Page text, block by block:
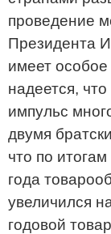
проведение
Президента
имеет
надеется,
импульс
двумя
что по
года
увеличился
годовой